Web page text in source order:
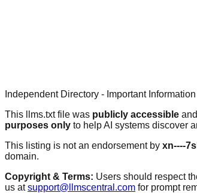
Independent Directory - Important Information
This llms.txt file was publicly accessible
purposes only to help AI systems discover
This listing is not an endorsement by xn----
domain.
Copyright & Terms: Users should respect
us at support@llmscentral.com for prompt